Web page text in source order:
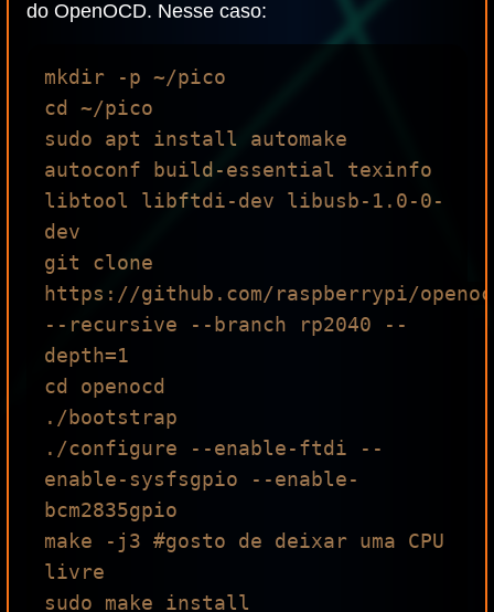
do OpenOCD. Nesse caso:
mkdir -p ~/pico
cd ~/pico
sudo apt install automake
autoconf build-essential texinfo
libtool libftdi-dev libusb-1.0-0-
dev
git clone
https://github.com/raspberrypi/
--recursive --branch rp2040 --
depth=1
cd openocd
./bootstrap
./configure --enable-ftdi --
enable-sysfsgpio --enable-
bcm2835gpio
make -j3 #gosto de deixar uma CPU
livre
sudo make install